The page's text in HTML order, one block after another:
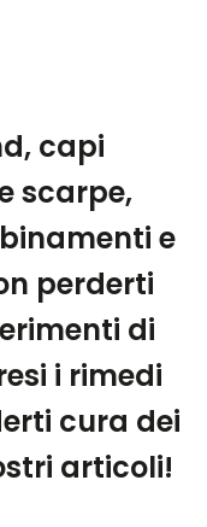
capi
scarpe,
e
perderti
di
i rimedi
cura dei
articoli!